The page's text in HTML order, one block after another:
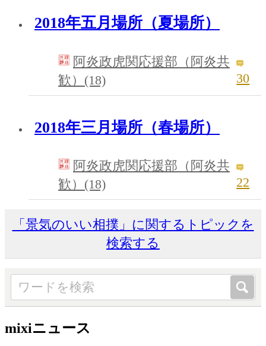
2018年五月場所（夏場所）
阿炎政虎関応援部（阿炎共
歓）(18)
30
2018年三月場所（春場所）
阿炎政虎関応援部（阿炎共
歓）(18)
22
「景気のいい相撲」に関するトピックを
検索する
mixiニュース